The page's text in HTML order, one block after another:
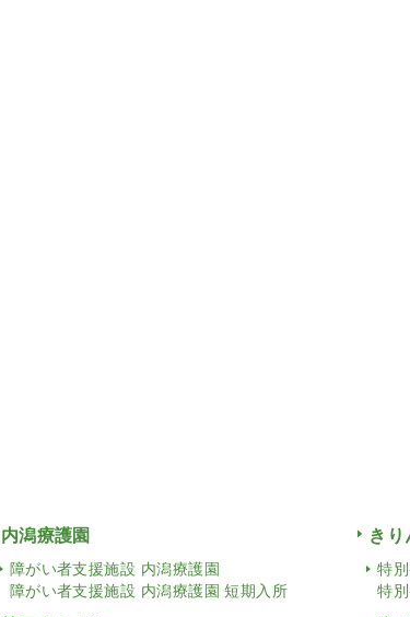
内潟療護園
障がい者支援施設 内潟療護園
障がい者支援施設 内潟療護園 短期入所
き
特
特